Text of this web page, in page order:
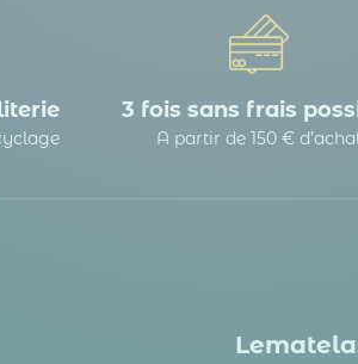
3 fois sans frais
A partir de 150 €